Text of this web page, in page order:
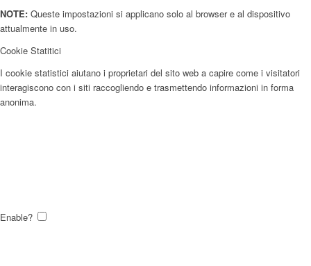
NOTE: Queste impostazioni si applicano solo al browser e al dispositivo
attualmente in uso.
Cookie Statitici
I cookie statistici aiutano i proprietari del sito web a capire come i visitatori
interagiscono con i siti raccogliendo e trasmettendo informazioni in forma
anonima.
Enable?